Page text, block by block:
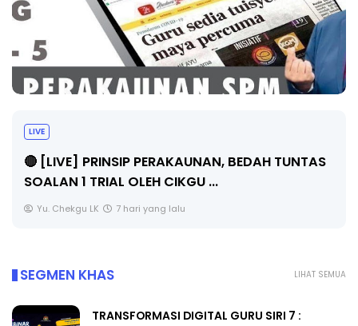
LIVE
🔴 [LIVE] PRINSIP PERAKAUNAN, BEDAH TUNTAS
SOALAN 1 TRIAL OLEH CIKGU ...
Yu. Chekgu LK 7 hari yang lalu
LIHAT SEMUA
SEGMEN KHAS
TRANSFORMASI DIGITAL GURU SIRI 7 :